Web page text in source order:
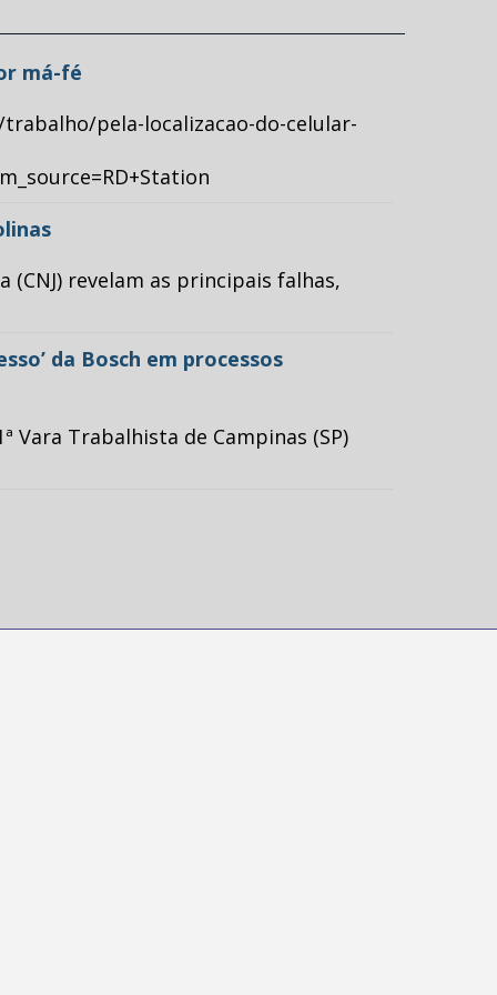
má-fé
pela-localizacao-do-celular-
revelam as principais falhas,
da Bosch em processos
Trabalhista de Campinas (SP)